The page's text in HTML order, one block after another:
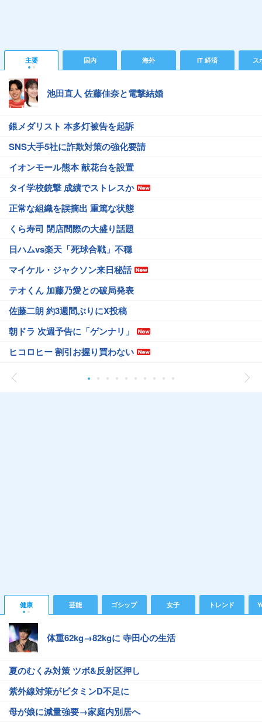
主要 国内 海外 IT 経済 ス
池田直人 佐藤佳奈と電撃結婚
銀メダリスト 本多灯被告を起訴
SNS大手5社に詐欺対策の強化要請
イオンモール熊本 献花台を設置
タイ学校銃撃 成績でストレスか
正常な組織を誤摘出 重篤な状態
くら寿司 閉店間際の大盛り話題
日ハムvs楽天「死球合戦」不穏
マイケル・ジャクソン来日秘話
テオくん 加藤乃愛との破局発表
佐藤二朗 約3週間ぶりにX投稿
朝ドラ 次週予告に「ゲンナリ」
ヒコロヒー 割引お握り買わない
健康 芸能 ゴシップ 女子 トレンド
体重62kg→82kgに 寺田心の生活
夏のむくみ対策 ツボ&反射区押し
紫外線対策がビタミンD不足に
母が娘に減量強要→家庭内別居へ